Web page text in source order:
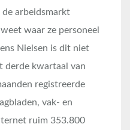
arbeidsmarkt
waar ze personeel
Nielsen is dit niet
derde kwartaal van
registreerde
vak- en
ruim 353.800